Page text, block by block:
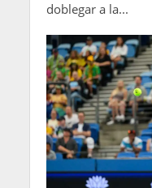
doblegar a la...